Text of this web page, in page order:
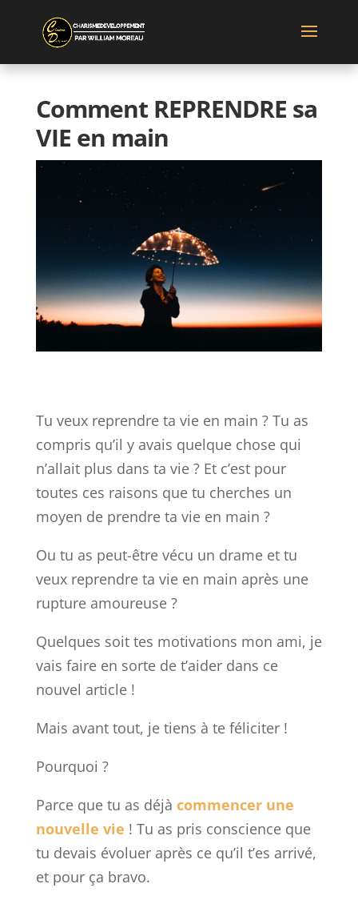
Comment REPRENDRE sa
VIE en main
Tu veux reprendre ta vie en main ? Tu as
compris qu’il y avais quelque chose qui
n’allait plus dans ta vie ? Et c’est pour
toutes ces raisons que tu cherches un
moyen de prendre ta vie en main ?
Ou tu as peut-être vécu un drame et tu
veux reprendre ta vie en main après une
rupture amoureuse ?
Quelques soit tes motivations mon ami, je
vais faire en sorte de t’aider dans ce
nouvel article !
Mais avant tout, je tiens à te féliciter !
Pourquoi ?
Parce que tu as déjà commencer une
nouvelle vie ! Tu as pris conscience que
tu devais évoluer après ce qu’il t’es arrivé,
et pour ça bravo.